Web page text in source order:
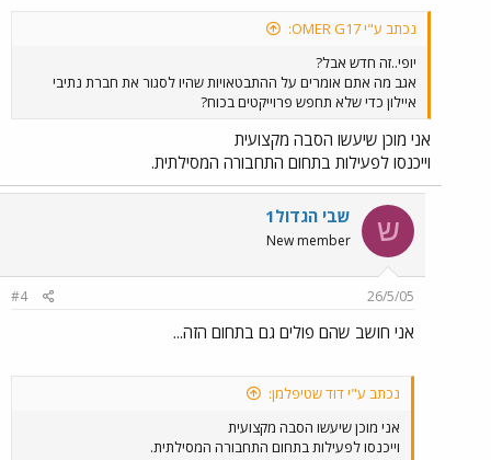
נכתב ע"י OMER G17:
יופי..זה חדש אבל?
אגב מה אתם אומרים על ההתבטאויות שהיו לסגור את חברת נתיבי
איילון כדי שלא תחפש פרוייקטים בכוח?
אני מוכן שיעשו הסבה מקצועית
וייכנסו לפעילות בתחום התחבורה המסילתית.
ש שבי הגדול1
New member
26/5/05
#4
אני חושב שהם פולים גם בתחום הזה...
נכתב ע"י דוד שטיפלמן:
אני מוכן שיעשו הסבה מקצועית
וייכנסו לפעילות בתחום התחבורה המסילתית.